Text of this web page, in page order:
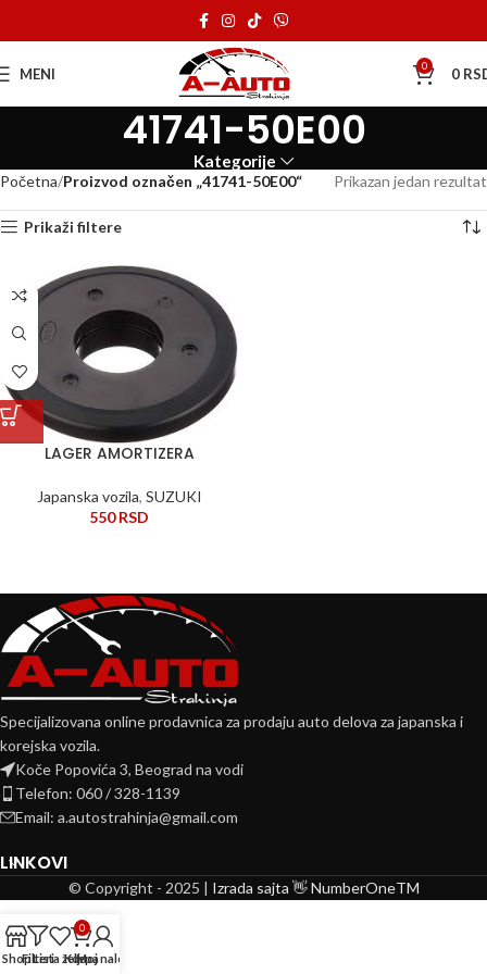
MENI 0 0
41741-50E00
Kategorije
Početna Proizvod označen „41741-50E00“ Prikazan jedan rezultat
Prikaži filtere
LAGER AMORTIZERA
Japanska vozila, SUZUKI
550RSD
Specijalizovana online prodavnica za prodaju auto delova za japanska i
korejska vozila.
Koče Popovića 3, Beograd na vodi
Telefon: 060 / 328-1139
Email: a.autostrahinja@gmail.com
LINKOVI
© Copyright - 2025 | Izrada sajta 👋 NumberOneTM
ShopFilteri
Lista želja
0
Korpa
Moj nalog